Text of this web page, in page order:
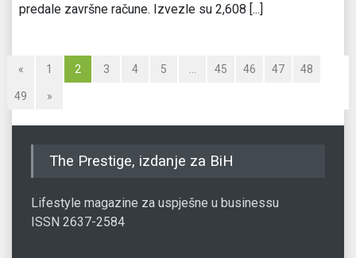
predale završne račune. Izvezle su 2,608 [...]
« 1 2 3 4 5 45 46 47 48
49 »
The Prestige, izdanje za BiH
Lifestyle magazine za uspješne u businessu
ISSN 2637-2584